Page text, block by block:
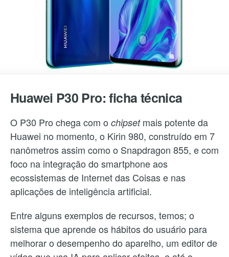
Huawei P30 Pro: ficha técnica
O P30 Pro chega com o chipsetmais potente da
Huawei no momento, o Kirin 980, construído em 7
nanômetros assim como o Snapdragon 855, e com
foco na integração do smartphone aos
ecossistemas de Internet das Coisas e nas
aplicações de inteligência artificial.
Entre alguns exemplos de recursos, temos; o
sistema que aprende os hábitos do usuário para
melhorar o desempenho do aparelho, um editor de